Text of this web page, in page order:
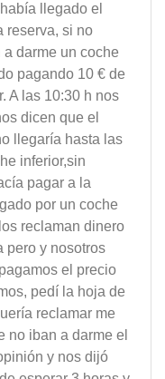
llegado el
reserva, si no
darme un coche
pagando 10 € de
A las 10:30 h nos
dicen que el
llegaría hasta las
inferior,sin
pagar a la
por un coche
reclaman dinero
pero y nosotros
el precio
pedí la hoja de
reclamar me
no iban a darme el
y nos dijó